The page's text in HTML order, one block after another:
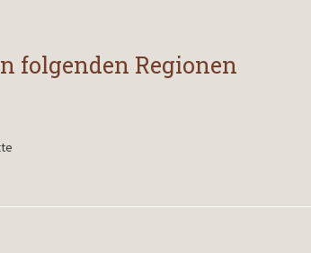
folgenden Regionen